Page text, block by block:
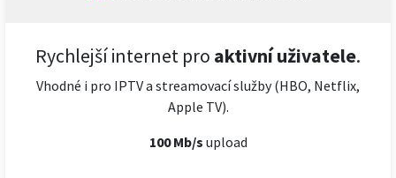
Rychlejší internet pro aktivní uživatele.
Vhodné i pro IPTV a streamovací služby (HBO, Netflix,
Apple TV).
100 Mb/s upload